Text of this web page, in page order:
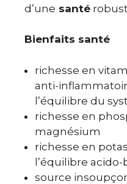
d’une santé
Bienfaits santé
richesse en
anti-
l’équilibre du
richesse en
magnésium
richesse en
l’équilibre acido-
source